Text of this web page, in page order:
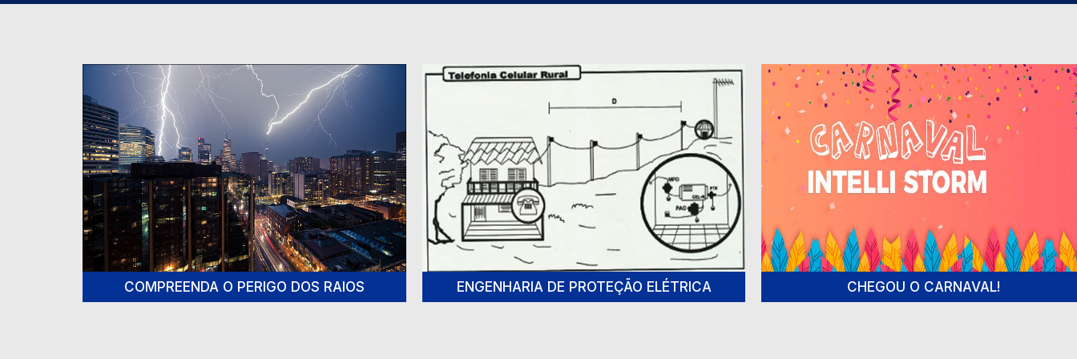
COMPREENDA O PERIGO DOS RAIOS ENGENHARIA DE PROTEÇÃO ELÉTRICA CHEGOU O CARNAVAL!